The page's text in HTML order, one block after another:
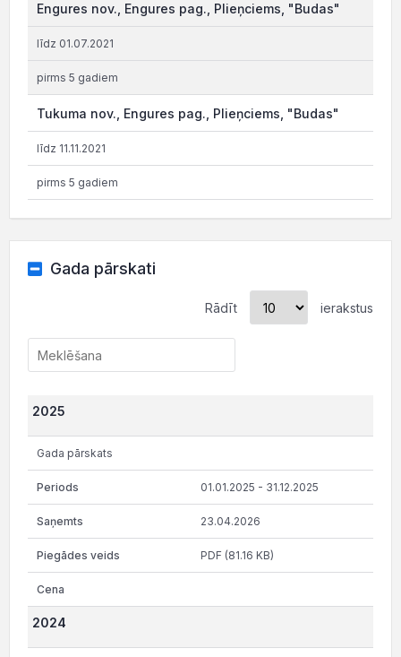
Engures nov., Engures pag., Plieņciems, "Budas"
līdz 01.07.2021
pirms 5 gadiem
Tukuma nov., Engures pag., Plieņciems, "Budas"
līdz 11.11.2021
pirms 5 gadiem
Gada pārskati
Rādīt ierakstus
2025
Gada pārskats
01.01.2025 - 31.12.2025
23.04.2026
PDF (81.16 KB)
2024